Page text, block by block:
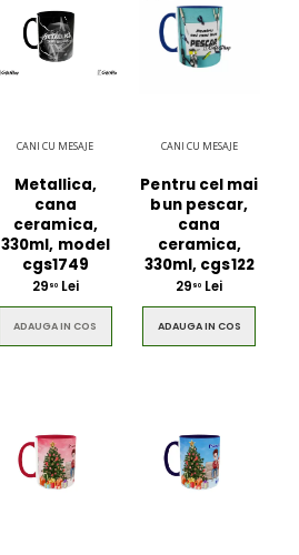
CANI CU MESAJE
Metallica,
cana
ceramica,
330ml, model
cgs1749
29 90Lei
ADAUGA IN COS
CANI CU MESAJE
Pentru cel mai
bun pescar,
cana
ceramica,
330ml, cgs122
29 90 Lei
ADAUGA IN COS